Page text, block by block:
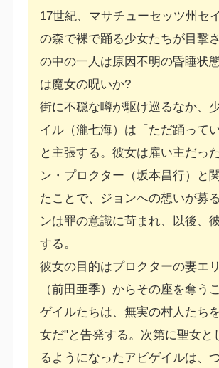
17世紀、マサチューセッツ州セ
の森で裸で踊る少女たちが目撃
の中の一人は原因不明の昏睡状
は魔女の呪いか?
街に不穏な噂が駆け巡るなか、
イル（瀧七海）は「ただ踊ってい
と主張する。彼女は雇い主だっ
ン・プロクター（坂本昌行）と
たことで、ジョンへの想いが募
ンは罪の意識に苛まれ、以後、
する。
彼女の目的はプロクターの妻エ
（前田亜季）からその座を奪う
ゲイルたちは、無実の村人たち
女だ"と告発する。次第に聖女と
るようになったアビゲイルは、